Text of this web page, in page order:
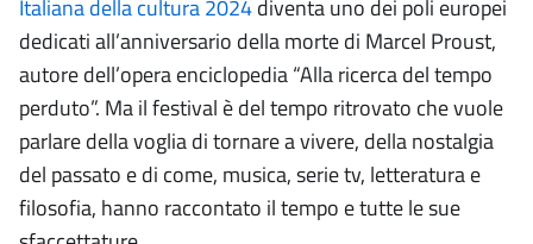
Italiana della cultura 2024diventa uno dei poli europei
dedicati all’anniversario della morte di Marcel Proust,
autore dell’opera enciclopedia “Alla ricerca del tempo
perduto”. Ma il festival è del tempo ritrovato che vuole
parlare della voglia di tornare a vivere, della nostalgia
del passato e di come, musica, serie tv, letteratura e
filosofia, hanno raccontato il tempo e tutte le sue